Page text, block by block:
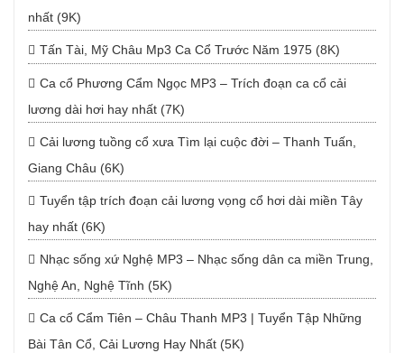
nhất (9K)
Tấn Tài, Mỹ Châu Mp3 Ca Cổ Trước Năm 1975 (8K)
Ca cổ Phương Cẩm Ngọc MP3 – Trích đoạn ca cổ cải
lương dài hơi hay nhất (7K)
Cải lương tuồng cổ xưa Tìm lại cuộc đời – Thanh Tuấn,
Giang Châu (6K)
Tuyển tập trích đoạn cải lương vọng cổ hơi dài miền Tây
hay nhất (6K)
Nhạc sống xứ Nghệ MP3 – Nhạc sống dân ca miền Trung,
Nghệ An, Nghệ Tĩnh (5K)
Ca cổ Cẩm Tiên – Châu Thanh MP3 | Tuyển Tập Những
Bài Tân Cổ, Cải Lương Hay Nhất (5K)